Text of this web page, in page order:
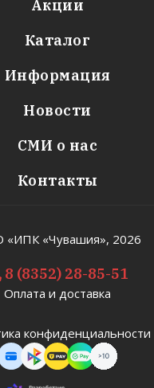
Акции
Каталог
Информация
Новости
СМИ о нас
Контакты
«ИПК «Чувашия», 2026
8 (8352) 28-85-51
Оплата и доставка
конфиденциальности